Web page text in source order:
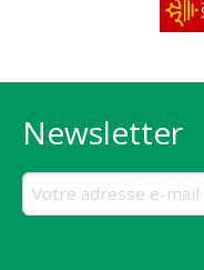
Newsletter